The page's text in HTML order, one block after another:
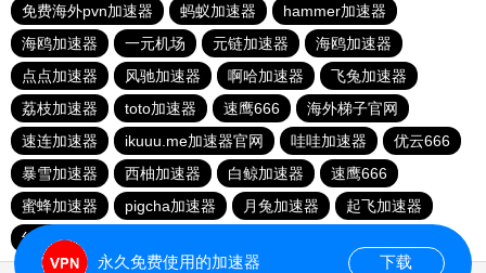
免费海外pvn加速器
蚂蚁加速器
hammer加速器
海鸥加速器
一元机场 元链加速器
海鸥加速器
点点加速器
风驰加速器 啊哈加速器
飞兔加速器
荔枝加速器
toto加速器 速鹰666
海外梯子官网
速连加速器
ikuuu.me加速器官网 哇哇加速器
优云666
暴雪加速器
西柚加速器 白鲸加速器
速鹰666
蜜蜂加速器
pigcha加速器 月兔加速器
起飞加速器
红海pro官网
永久免费使用的加速器 下载